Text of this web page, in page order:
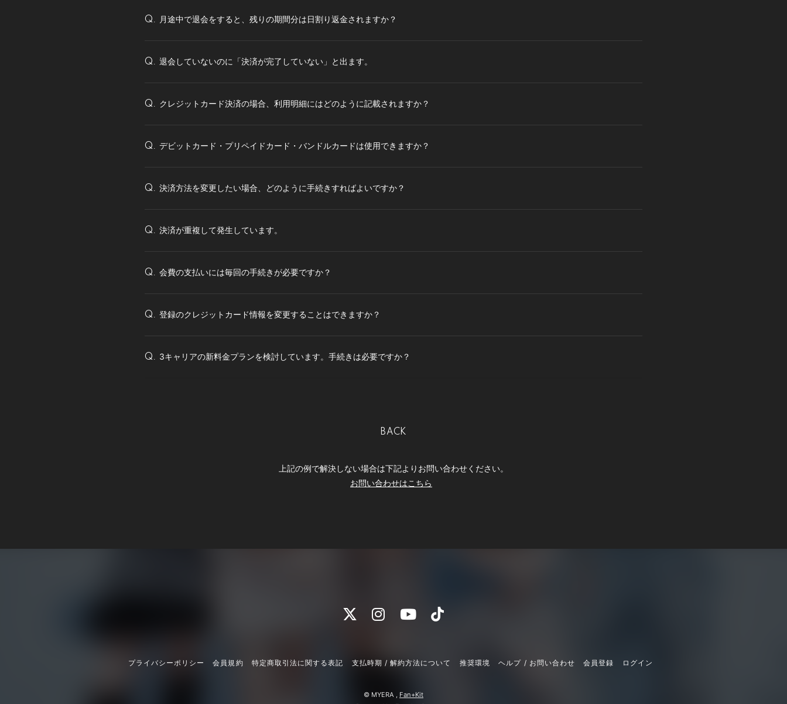
Q. 月途中で退会をすると、残りの期間分は日割り返金されますか？
Q. 退会していないのに「決済が完了していない」と出ます。
Q. クレジットカード決済の場合、利用明細にはどのように記載されますか？
Q. デビットカード・プリペイドカード・バンドルカードは使用できますか？
Q. 決済方法を変更したい場合、どのように手続きすればよいですか？
Q. 決済が重複して発生しています。
Q. 会費の支払いには毎回の手続きが必要ですか？
Q. 登録のクレジットカード情報を変更することはできますか？
Q. 3キャリアの新料金プランを検討しています。手続きは必要ですか？
BACK
上記の例で解決しない場合は下記よりお問い合わせください。
お問い合わせはこちら
プライバシーポリシー 会員規約 特定商取引法に関する表記 支払時期 / 解約方法について 推奨環境 ヘルプ / お問い合わせ 会員登録 ログイン
© MYERA , Fan+Kit